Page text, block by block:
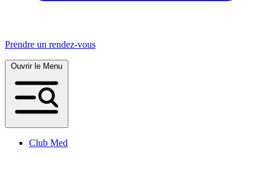
Prendre un rendez-vous
Club Med